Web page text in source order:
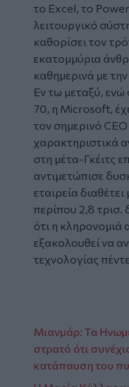
το Excel, το
λειτουργικό
καθορίσει τον
εκατομμύρια
καθημερινά με
Εν τω μεταξύ, ενώ
70, η Microsoft,
τον σημερινό
χαρακτηριστικά
στη μέτα-Γκέιτς
αντιμετώπισε
εταιρεία
περίπου 2,8 τρισ.
ότι η
εξακολουθεί να
τεχνολογίας
Mιανμάρ: Τα
στρατό ότι
κατάπαυση του